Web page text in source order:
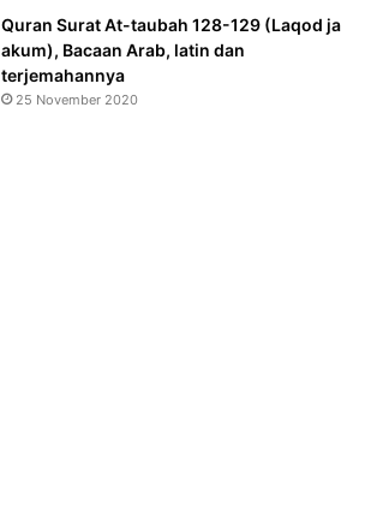
Quran Surat At-taubah 128-129 (Laqod ja
akum), Bacaan Arab, latin dan
terjemahannya
25 November 2020